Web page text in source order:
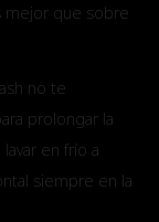
mejor que sobre
no te
prolongar la
en frío a
siempre en la